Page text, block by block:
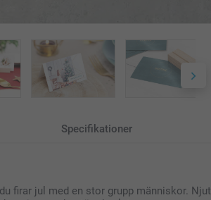
Specifikationer
firar jul med en stor grupp människor. Njut